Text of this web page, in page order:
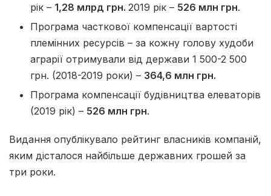
рік – 1,28 млрд грн. 2019 рік – 526 млн грн.
Програма часткової компенсації вартості
племінних ресурсів – за кожну голову худоби
аграрії отримували від держави 1 500-2 500
грн. (2018-2019 роки) – 364,6 млн грн.
Програма компенсації будівництва елеваторів
(2019 рік) – 526 млн грн.
Видання опублікувало рейтинг власників компаній,
яким дісталося найбільше державних грошей за
три роки.